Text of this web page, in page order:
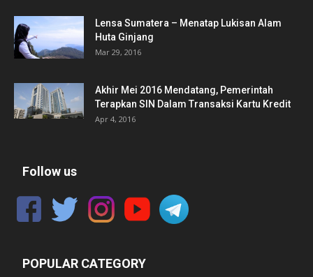
Lensa Sumatera – Menatap Lukisan Alam
Huta Ginjang
Mar 29, 2016
Akhir Mei 2016 Mendatang, Pemerintah
Terapkan SIN Dalam Transaksi Kartu Kredit
Apr 4, 2016
Follow us
POPULAR CATEGORY